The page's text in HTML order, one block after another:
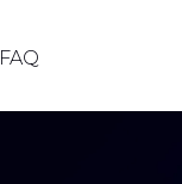
FAQ